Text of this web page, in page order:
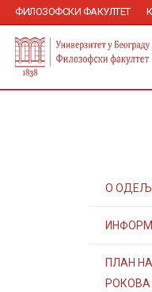
ФИЛОЗОФСКИ ФАКУЛТЕТ
О
ПЛАН
РОКОВА